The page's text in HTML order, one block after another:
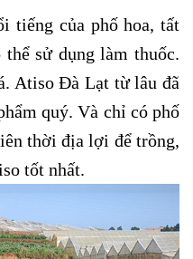
tiếng của phố hoa, tất
thể sử dụng làm thuốc.
Atiso Đà Lạt từ lâu đã
quý. Và chỉ có phố
thời địa lợi để trồng,
tốt nhất.